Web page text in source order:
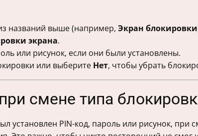
названий выше (например, Экран блокировки
экрана.
или рисунок, если они были установлены.
или выберите Нет, чтобы убрать
смене типа
установлен PIN-код, пароль или рисунок, при